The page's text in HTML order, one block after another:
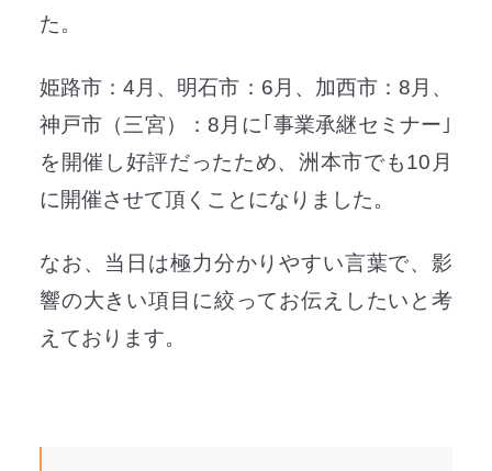
た。
姫路市：4月、明石市：6月、加西市：8月、
神戸市（三宮）：8月に｢事業承継セミナー｣
を開催し好評だったため、洲本市でも10月
に開催させて頂くことになりました。
なお、当日は極力分かりやすい言葉で、影
響の大きい項目に絞ってお伝えしたいと考
えております。